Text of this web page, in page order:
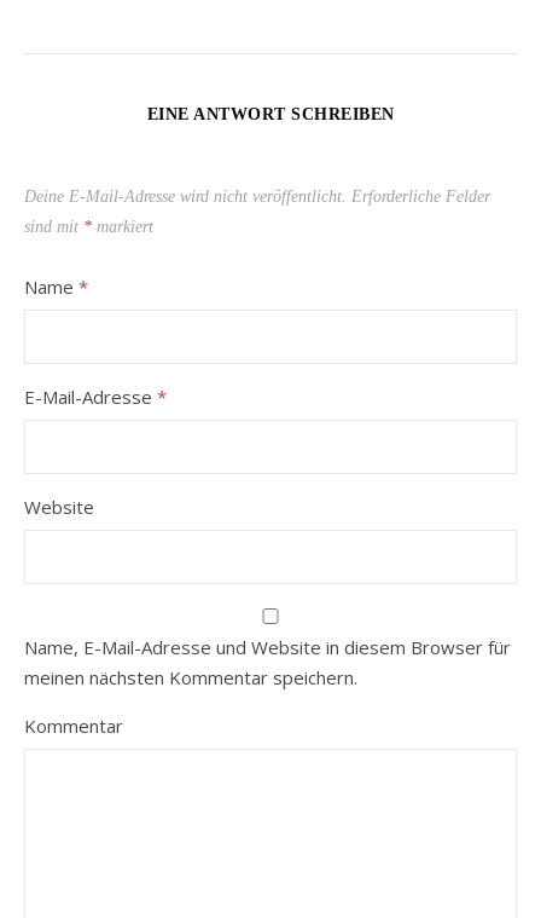
EINE ANTWORT SCHREIBEN
Deine E-Mail-Adresse wird nicht veröffentlicht. Erforderliche Felder
sind mit * markiert
Name *
E-Mail-Adresse *
Website
Name, E-Mail-Adresse und Website in diesem Browser für
meinen nächsten Kommentar speichern.
Kommentar